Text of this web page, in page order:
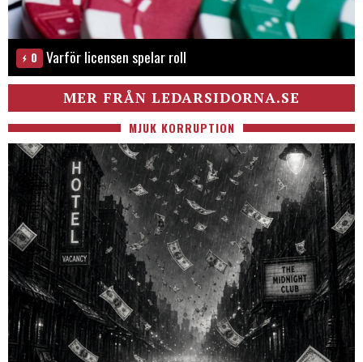
0 Varför licensen spelar roll
MER FRÅN LEDARSIDORNA.SE
MJUK KORRUPTION